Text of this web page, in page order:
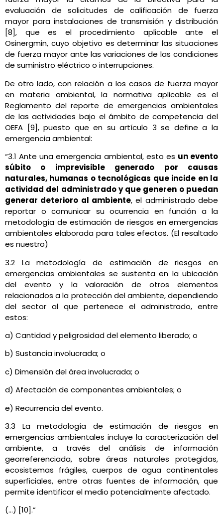
evaluación de solicitudes de calificación de fuerza
mayor para instalaciones de transmisión y distribución
[8], que es el procedimiento aplicable ante el
Osinergmin, cuyo objetivo es determinar las situaciones
de fuerza mayor ante las variaciones de las condiciones
de suministro eléctrico o interrupciones.
De otro lado, con relación a los casos de fuerza mayor
en materia ambiental, la normativa aplicable es el
Reglamento del reporte de emergencias ambientales
de las actividades bajo el ámbito de competencia del
OEFA [9], puesto que en su artículo 3 se define a la
emergencia ambiental:
“3.1 Ante una emergencia ambiental, esto es un evento
súbito o imprevisible generado por causas
naturales, humanas o tecnológicas que incide en la
actividad del administrado y que generen o puedan
generar deterioro al ambiente, el administrado debe
reportar o comunicar su ocurrencia en función a la
metodología de estimación de riesgos en emergencias
ambientales elaborada para tales efectos. (El resaltado
es nuestro)
3.2 La metodología de estimación de riesgos en
emergencias ambientales se sustenta en la ubicación
del evento y la valoración de otros elementos
relacionados a la protección del ambiente, dependiendo
del sector al que pertenece el administrado, entre
estos:
a) Cantidad y peligrosidad del elemento liberado; o
b) Sustancia involucrada; o
c) Dimensión del área involucrada; o
d) Afectación de componentes ambientales; o
e) Recurrencia del evento.
3.3 La metodología de estimación de riesgos en
emergencias ambientales incluye la caracterización del
ambiente, a través del análisis de información
georreferenciada, sobre áreas naturales protegidas,
ecosistemas frágiles, cuerpos de agua continentales
superficiales, entre otras fuentes de información, que
permite identificar el medio potencialmente afectado.
(…) [10].”